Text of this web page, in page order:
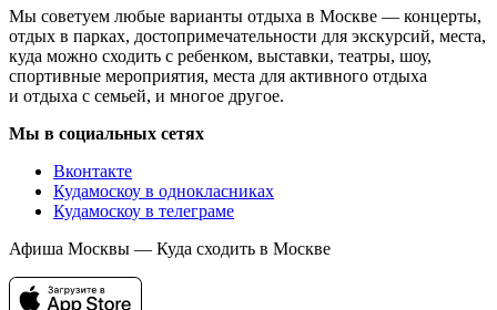
Мы советуем любые варианты отдыха в Москве — концерты,
отдых в парках, достопримечательности для экскурсий, места,
куда можно сходить с ребенком, выставки, театры, шоу,
спортивные мероприятия, места для активного отдыха
и отдыха с семьей, и многое другое.
Мы в социальных сетях
Вконтакте
Кудамоскоу в однокласниках
Кудамоскоу в телеграме
Афиша Москвы — Куда сходить в Москве